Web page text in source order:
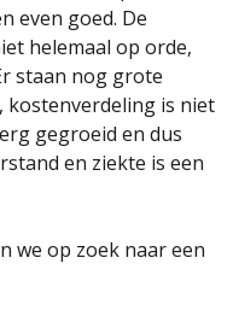
even goed. De
helemaal op orde,
staan nog grote
kostenverdeling is niet
gegroeid en dus
en ziekte is een
we op zoek naar een